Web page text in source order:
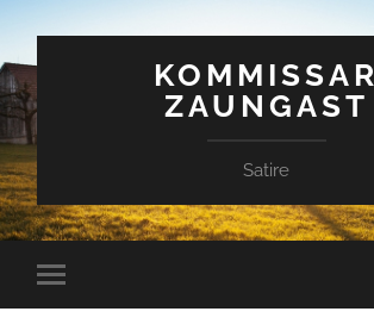
KOMMISSAR
ZAUNGAST
Satire
Mobile-
Menü